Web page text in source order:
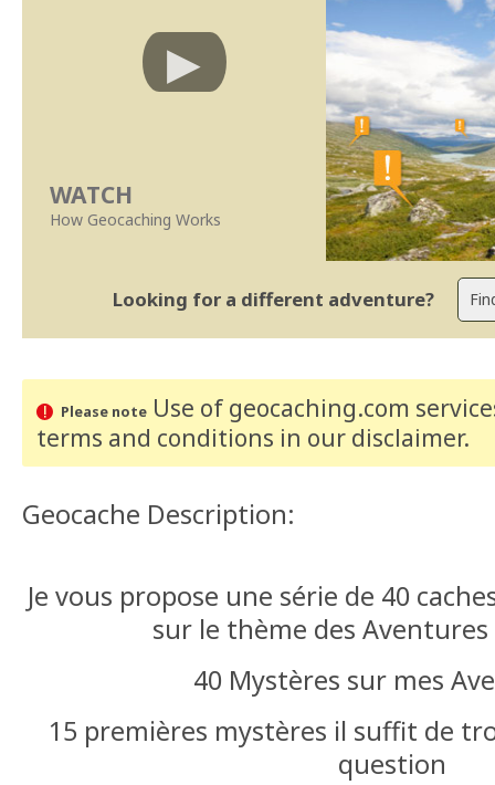
WATCH
How Geocaching Works
Looking for a different adventure?
Please noteUse of geocaching.com
terms and conditions in our disclaimer.
Geocache Description:
Je vous propose une série de 40
sur le thème des
40 Mystères sur mes
15 premières mystères il suffit de
question